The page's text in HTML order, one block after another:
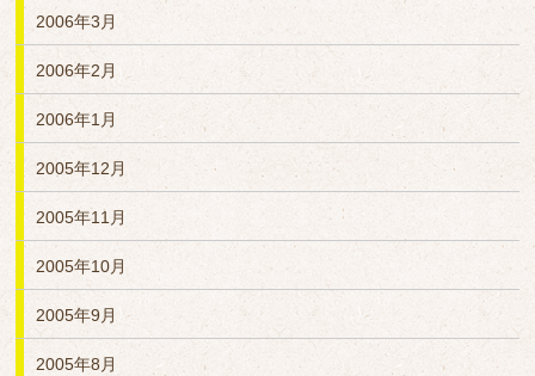
2006年3月
2006年2月
2006年1月
2005年12月
2005年11月
2005年10月
2005年9月
2005年8月